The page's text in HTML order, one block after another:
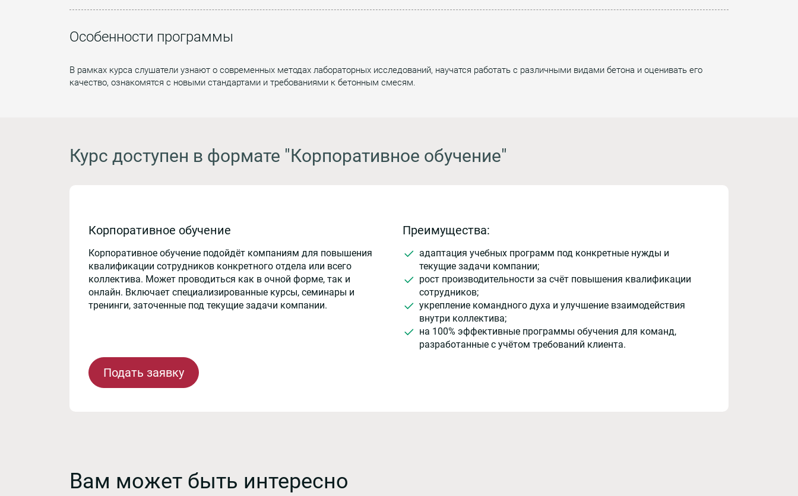
Особенности программы
В рамках курса слушатели узнают о современных методах лабораторных исследований, научатся работать с различными видами бетона и оценивать его
качество, ознакомятся с новыми стандартами и требованиями к бетонным смесям.
Курс доступен в формате "Корпоративное обучение"
Корпоративное обучение
Корпоративное обучение подойдёт компаниям для повышения
квалификации сотрудников конкретного отдела или всего
коллектива. Может проводиться как в очной форме, так и
онлайн. Включает специализированные курсы, семинары и
тренинги, заточенные под текущие задачи компании.
Подать заявку
Преимущества:
адаптация учебных программ под конкретные нужды и
текущие задачи компании;
рост производительности за счёт повышения квалификации
сотрудников;
укрепление командного духа и улучшение взаимодействия
внутри коллектива;
на 100% эффективные программы обучения для команд,
разработанные с учётом требований клиента.
Вам может быть интересно